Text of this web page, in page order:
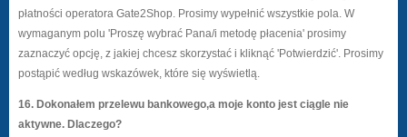
płatności operatora Gate2Shop. Prosimy wypełnić wszystkie pola. W
wymaganym polu 'Proszę wybrać Pana/i metodę płacenia' prosimy
zaznaczyć opcję, z jakiej chcesz skorzystać i kliknąć 'Potwierdzić'. Prosimy
postąpić według wskazówek, które się wyświetlą.
16. Dokonałem przelewu bankowego,a moje konto jest ciągle nie
aktywne. Dlaczego?